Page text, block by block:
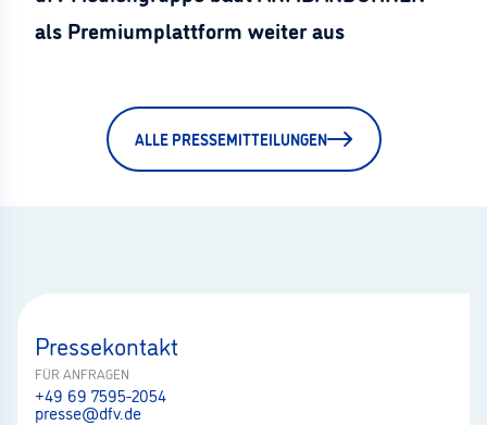
als Premiumplattform weiter aus
ALLE PRESSEMITTEILUNGEN
Pressekontakt
FÜR ANFRAGEN
+49 69 7595-2054
presse@dfv.de